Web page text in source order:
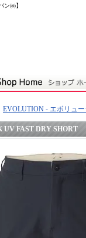
ン㈱】
EVOLUTION - エボリュ
UV FAST DRY SHORT